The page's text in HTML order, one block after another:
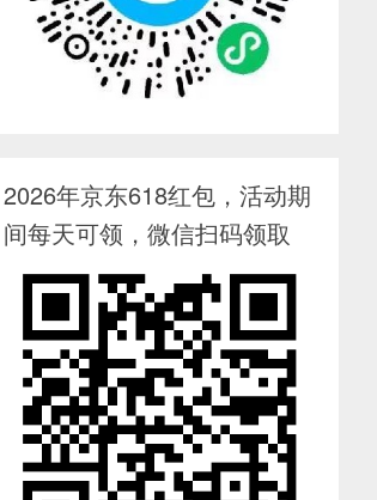
2026年京东618红包，活动期
间每天可领，微信扫码领取